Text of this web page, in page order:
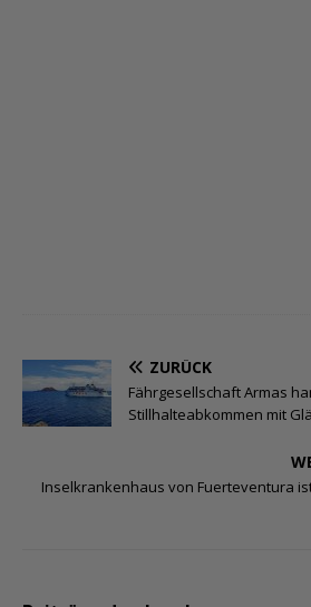
ZURÜCK
Fährgesellschaft Armas
Stillhalteabkommen mit
Inselkrankenhaus von Fuerteventura